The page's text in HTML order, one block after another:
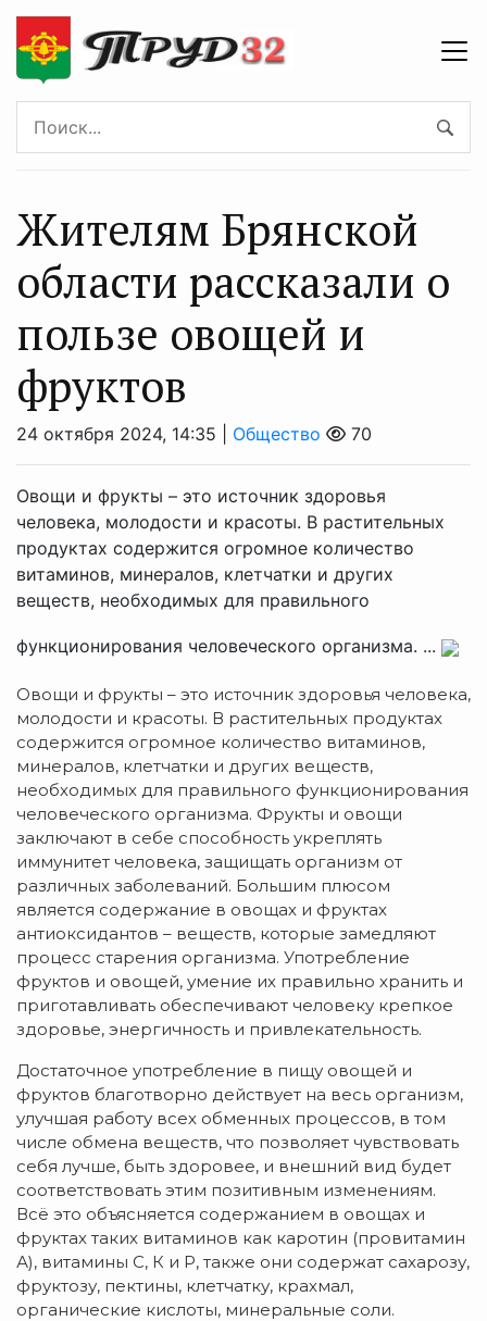
Жителям Брянской
области рассказали о
пользе овощей и
фруктов
24 октября 2024, 14:35 | Общество 70
Овощи и фрукты – это источник здоровья
человека, молодости и красоты. В растительных
продуктах содержится огромное количество
витаминов, минералов, клетчатки и других
веществ, необходимых для правильного
функционирования человеческого организма. ...
Овощи и фрукты – это источник здоровья человека,
молодости и красоты. В растительных продуктах
содержится огромное количество витаминов,
минералов, клетчатки и других веществ,
необходимых для правильного функционирования
человеческого организма. Фрукты и овощи
заключают в себе способность укреплять
иммунитет человека, защищать организм от
различных заболеваний. Большим плюсом
является содержание в овощах и фруктах
антиоксидантов – веществ, которые замедляют
процесс старения организма. Употребление
фруктов и овощей, умение их правильно хранить и
приготавливать обеспечивают человеку крепкое
здоровье, энергичность и привлекательность.
Достаточное употребление в пищу овощей и
фруктов благотворно действует на весь организм,
улучшая работу всех обменных процессов, в том
числе обмена веществ, что позволяет чувствовать
себя лучше, быть здоровее, и внешний вид будет
соответствовать этим позитивным изменениям.
Всё это объясняется содержанием в овощах и
фруктах таких витаминов как каротин (провитамин
А), витамины С, К и Р, также они содержат сахарозу,
фруктозу, пектины, клетчатку, крахмал,
органические кислоты, минеральные соли.